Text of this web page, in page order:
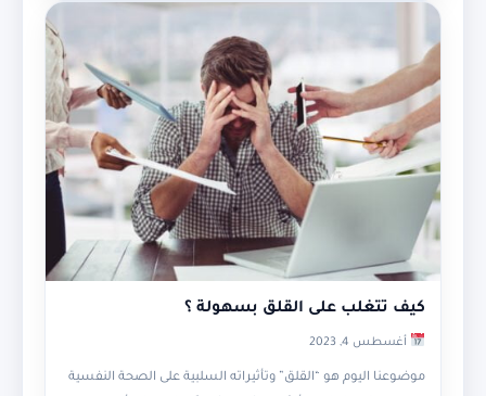
كيف تتغلب على القلق بسهولة ؟
أغسطس 4, 2023
موضوعنا اليوم هو “القلق” وتأثيراته السلبية على الصحة النفسية